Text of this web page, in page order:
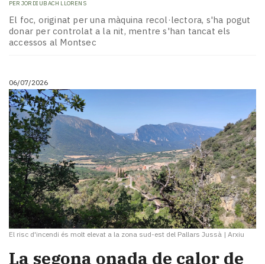
PER JORDI UBACH LLORENS
El foc, originat per una màquina recol·lectora, s'ha pogut
donar per controlat a la nit, mentre s'han tancat els
accessos al Montsec
06/07/2026
El risc d'incendi és molt elevat a la zona sud-est del Pallars Jussà | Arxiu
La segona onada de calor de